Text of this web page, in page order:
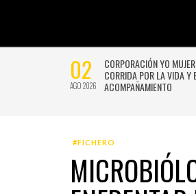
02
AGO 2026
CORPORACIÓN YO
CORRIDA POR LA VIDA Y
ACOMPAÑAMIENTO
#FICHERO